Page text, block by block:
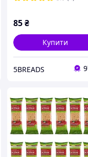
85 ₴
Купити
5BREADS